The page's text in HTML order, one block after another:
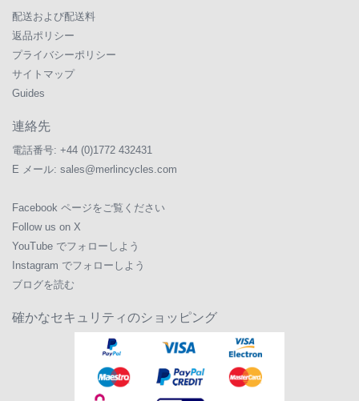
配送および配送料
返品ポリシー
プライバシーポリシー
サイトマップ
Guides
連絡先
電話番号: +44 (0)1772 432431
E メール: sales@merlincycles.com
Facebook ページをご覧ください
Follow us on X
YouTube でフォローしよう
Instagram でフォローしよう
ブログを読む
確かなセキュリティのショッピング